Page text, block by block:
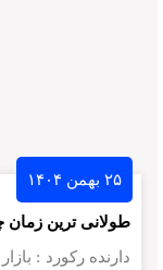
۲۵ بهمن ۱۴۰۴
طولانی ترین زمان چرخش
دارنده رکورد :